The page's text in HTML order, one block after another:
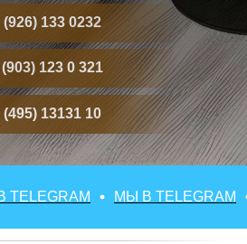
(926) 133 0232
123 0 321
(495) 13131 10
МЫ В TELEGRAM